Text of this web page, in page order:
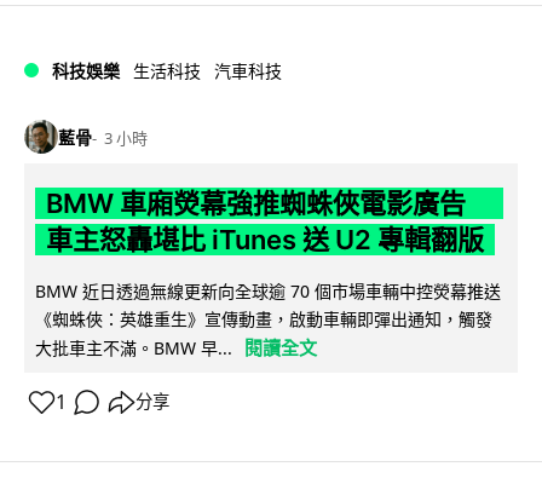
科技娛樂 生活科技 汽車科技
藍骨 3 小時
BMW 車廂熒幕強推蜘蛛俠電影廣告
車主怒轟堪比 iTunes 送 U2 專輯翻版
BMW 近日透過無線更新向全球逾 70 個市場車輛中控熒幕推送
《蜘蛛俠：英雄重生》宣傳動畫，啟動車輛即彈出通知，觸發
大批車主不滿。BMW 早...
閱讀全文
1 分享